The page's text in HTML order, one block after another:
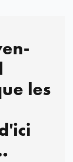
les